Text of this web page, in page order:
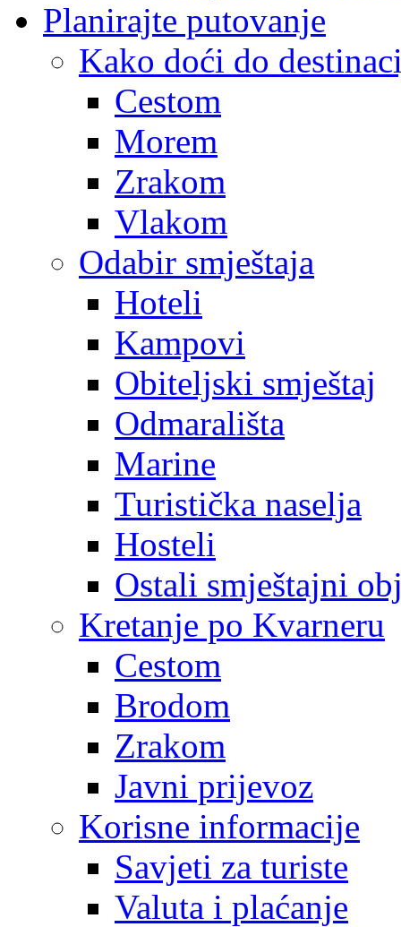
Planirajte putovanje
Kako doći do
Cestom
Morem
Zrakom
Vlakom
Odabir smještaja
Hoteli
Kampovi
Obiteljski smještaj
Odmarališta
Marine
Turistička naselja
Hosteli
Ostali smještajni
Kretanje po Kvarneru
Cestom
Brodom
Zrakom
Javni prijevoz
Korisne informacije
Savjeti za turiste
Valuta i plaćanje